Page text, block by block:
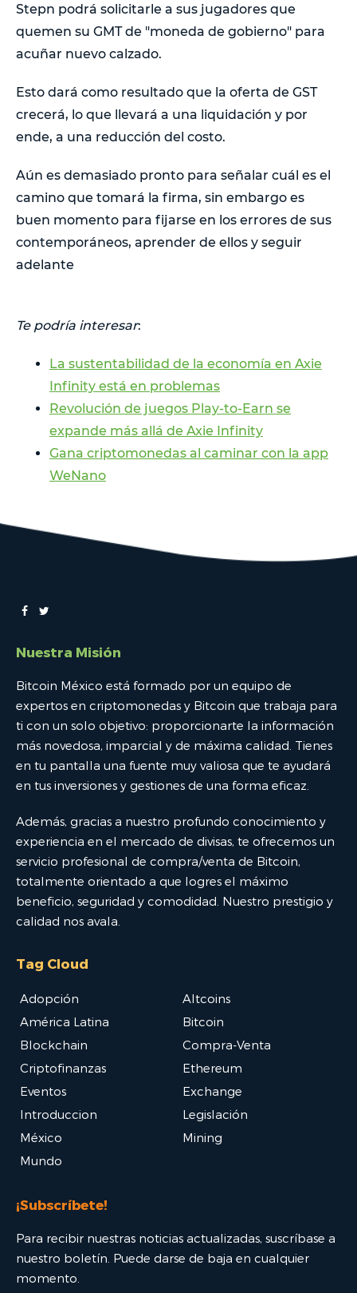
Stepn podrá solicitarle a sus jugadores que
quemen su GMT de "moneda de gobierno" para
acuñar nuevo calzado.
Esto dará como resultado que la oferta de GST
crecerá, lo que llevará a una liquidación y por
ende, a una reducción del costo.
Aún es demasiado pronto para señalar cuál es el
camino que tomará la firma, sin embargo es
buen momento para fijarse en los errores de sus
contemporáneos, aprender de ellos y seguir
adelante
Te podría interesar:
La sustentabilidad de la economía en Axie
Infinity está en problemas
Revolución de juegos Play-to-Earn se
expande más allá de Axie Infinity
Gana criptomonedas al caminar con la app
WeNano
Nuestra Misión
Bitcoin México está formado por un equipo de
expertos en criptomonedas y Bitcoin que trabaja para
ti con un solo objetivo: proporcionarte la información
más novedosa, imparcial y de máxima calidad. Tienes
en tu pantalla una fuente muy valiosa que te ayudará
en tus inversiones y gestiones de una forma eficaz.
Además, gracias a nuestro profundo conocimiento y
experiencia en el mercado de divisas, te ofrecemos un
servicio profesional de compra/venta de Bitcoin,
totalmente orientado a que logres el máximo
beneficio, seguridad y comodidad. Nuestro prestigio y
calidad nos avala.
Tag Cloud
Adopción
Altcoins
América Latina
Bitcoin
Blockchain
Compra-Venta
Criptofinanzas
Ethereum
Eventos
Exchange
Introduccion
Legislación
México
Mining
Mundo
¡Subscríbete!
Para recibir nuestras noticias actualizadas, suscríbase a
nuestro boletín. Puede darse de baja en cualquier
momento.